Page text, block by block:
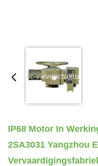
IP68 Motor In
2SA3031 Yangzhou